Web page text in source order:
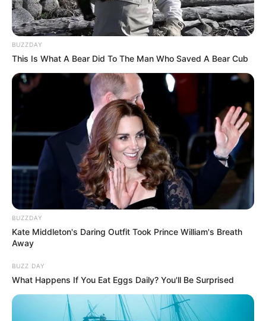
BUZZDAY
This Is What A Bear Did To The Man Who Saved A Bear Cub
BUZZDAY
Kate Middleton's Daring Outfit Took Prince William's Breath
Away
BUZZ DAY
What Happens If You Eat Eggs Daily? You'll Be Surprised